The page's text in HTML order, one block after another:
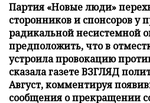
Партия «Новые люди»
сторонников и спонсоров у
радикальной несистемной
предположить, что в
устроила провокацию
сказала газете ВЗГЛЯД
Август, комментируя
сообщения о прекращении